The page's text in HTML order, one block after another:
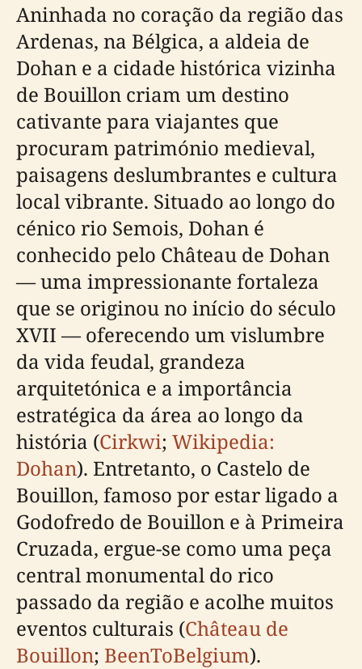
Aninhada no coração da região das
Ardenas, na Bélgica, a aldeia de
Dohan e a cidade histórica vizinha
de Bouillon criam um destino
cativante para viajantes que
procuram património medieval,
paisagens deslumbrantes e cultura
local vibrante. Situado ao longo do
cénico rio Semois, Dohan é
conhecido pelo Château de Dohan
— uma impressionante fortaleza
que se originou no início do século
XVII — oferecendo um vislumbre
da vida feudal, grandeza
arquitetónica e a importância
estratégica da área ao longo da
história (Cirkwi; Wikipedia:
Dohan). Entretanto, o Castelo de
Bouillon, famoso por estar ligado a
Godofredo de Bouillon e à Primeira
Cruzada, ergue-se como uma peça
central monumental do rico
passado da região e acolhe muitos
eventos culturais (Château de
Bouillon; BeenToBelgium).